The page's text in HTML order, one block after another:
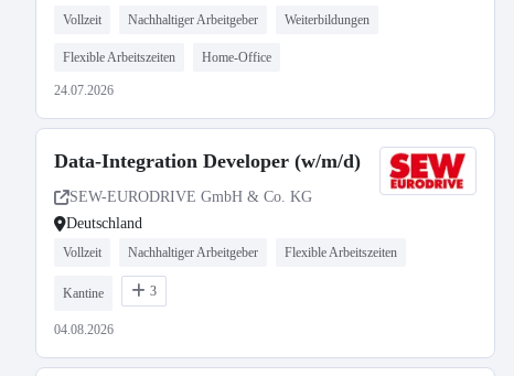
Vollzeit Nachhaltiger Arbeitgeber Weiterbildungen
Flexible Arbeitszeiten Home-Office
24.07.2026
Data-Integration Developer (w/m/d)
SEW-EURODRIVE GmbH & Co. KG
Deutschland
Vollzeit Nachhaltiger Arbeitgeber Flexible Arbeitszeiten
Kantine 3
04.08.2026